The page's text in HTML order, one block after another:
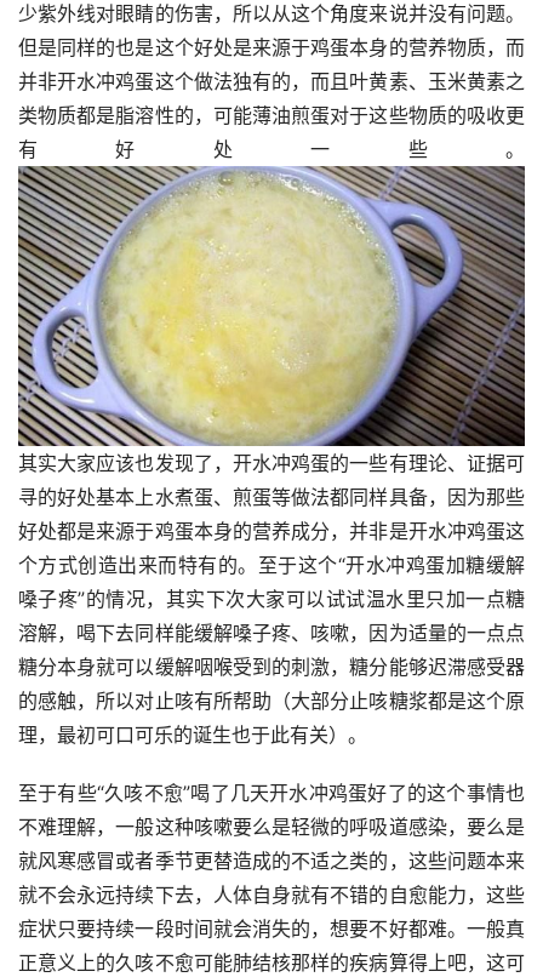
少紫外线对眼睛的伤害，所以从这个角度来说并没有问题。
但是同样的也是这个好处是来源于鸡蛋本身的营养物质，而
并非开水冲鸡蛋这个做法独有的，而且叶黄素、玉米黄素之
类物质都是脂溶性的，可能薄油煎蛋对于这些物质的吸收更
有好处一些。
其实大家应该也发现了，开水冲鸡蛋的一些有理论、证据可
寻的好处基本上水煮蛋、煎蛋等做法都同样具备，因为那些
好处都是来源于鸡蛋本身的营养成分，并非是开水冲鸡蛋这
个方式创造出来而特有的。至于这个“开水冲鸡蛋加糖缓解
嗓子疼”的情况，其实下次大家可以试试温水里只加一点糖
溶解，喝下去同样能缓解嗓子疼、咳嗽，因为适量的一点点
糖分本身就可以缓解咽喉受到的刺激，糖分能够迟滞感受器
的感触，所以对止咳有所帮助（大部分止咳糖浆都是这个原
理，最初可口可乐的诞生也于此有关）。
至于有些“久咳不愈”喝了几天开水冲鸡蛋好了的这个事情也
不难理解，一般这种咳嗽要么是轻微的呼吸道感染，要么是
就风寒感冒或者季节更替造成的不适之类的，这些问题本来
就不会永远持续下去，人体自身就有不错的自愈能力，这些
症状只要持续一段时间就会消失的，想要不好都难。一般真
正意义上的久咳不愈可能肺结核那样的疾病算得上吧，这可